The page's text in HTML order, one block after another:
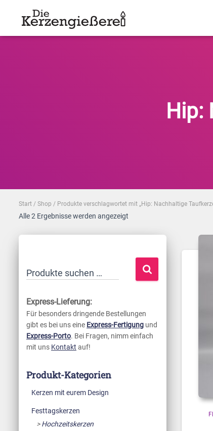
Hip:
Start / Shop / Produkte verschlagwortet mit „Hip: Nachhaltige
Alle 2 Ergebnisse werden angezeigt
S
c
h
e
n
a
Produkte suchen …
Express-Lieferung:
Für besonders dringende Bestellungen
gibt es bei uns eine Express-Fertigung und
Express-Porto. Bei Fragen, nimm einfach
mit uns Kontakt auf!
Produkt-Kategorien
Kerzen mit eurem Design
Festtagskerzen
Hochzeitskerzen